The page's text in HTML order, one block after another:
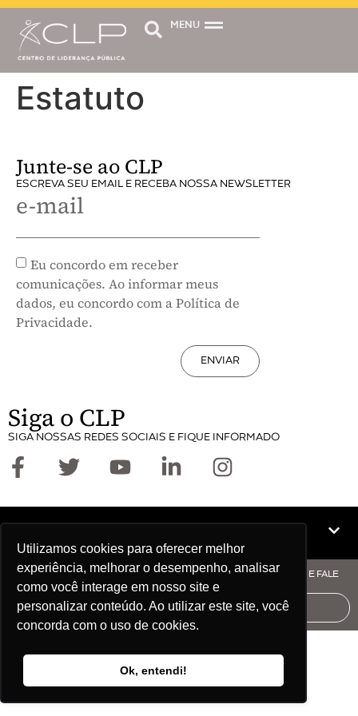
Utilizamos cookies para oferecer melhor
experiência, melhorar o desempenho, analisar
como você interage em nosso site e
personalizar conteúdo. Ao utilizar este site, você
concorda com o uso de cookies.
Ok, entendi!
MENU
Estatuto
Junte-se ao CLP
ESCREVA SEU EMAIL E RECEBA NOSSA NEWSLETTER
e-mail
Eu concordo em receber
comunicações. Ao informar meus
dados, eu concordo com a Política de
Privacidade.
ENVIAR
Siga o CLP
SIGA NOSSAS REDES SOCIAIS E FIQUE INFORMADO
© COPYRIGHT CLP - CNPJ: 09.512.143/0001-57 - CLIQUE AQUI E FALE
COM O CLP
AUDITORIA